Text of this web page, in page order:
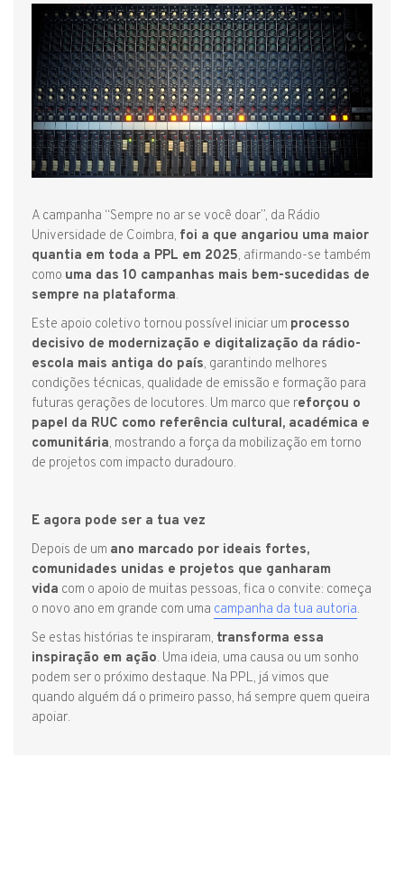
A campanha “Sempre no ar se você doar”, da Rádio
Universidade de Coimbra, foi a que angariou uma maior
quantia em toda a PPL em 2025, afirmando-se também
como uma das 10 campanhas mais bem-sucedidas de
sempre na plataforma.
Este apoio coletivo tornou possível iniciar um processo
decisivo de modernização e digitalização da rádio-
escola mais antiga do país, garantindo melhores
condições técnicas, qualidade de emissão e formação para
futuras gerações de locutores. Um marco que reforçou o
papel da RUC como referência cultural, académica e
comunitária, mostrando a força da mobilização em torno
de projetos com impacto duradouro.
E agora pode ser a tua vez
Depois de um ano marcado por ideais fortes,
comunidades unidas e projetos que ganharam
vida com o apoio de muitas pessoas, fica o convite: começa
o novo ano em grande com uma campanha da tua autoria.
Se estas histórias te inspiraram, transforma essa
inspiração em ação. Uma ideia, uma causa ou um sonho
podem ser o próximo destaque. Na PPL, já vimos que
quando alguém dá o primeiro passo, há sempre quem queira
apoiar.